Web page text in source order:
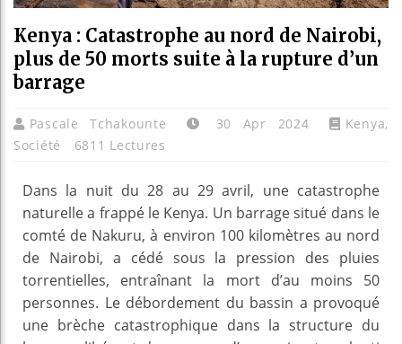
Kenya : Catastrophe au nord de Nairobi,
plus de 50 morts suite à la rupture d’un
barrage
Pascale Tchakounte 30 Apr 2024 Kenya,
Société
6811 Lectures
Dans la nuit du 28 au 29 avril, une catastrophe
naturelle a frappé le Kenya. Un barrage situé dans le
comté de Nakuru, à environ 100 kilomètres au nord
de Nairobi, a cédé sous la pression des pluies
torrentielles, entraînant la mort d’au moins 50
personnes. Le débordement du bassin a provoqué
une brèche catastrophique dans la structure du